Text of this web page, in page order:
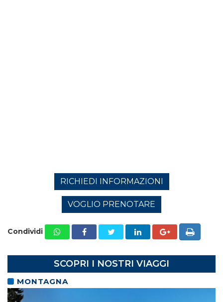
RICHIEDI INFORMAZIONI
VOGLIO PRENOTARE
Condividi
SCOPRI I NOSTRI VIAGGI
MONTAGNA